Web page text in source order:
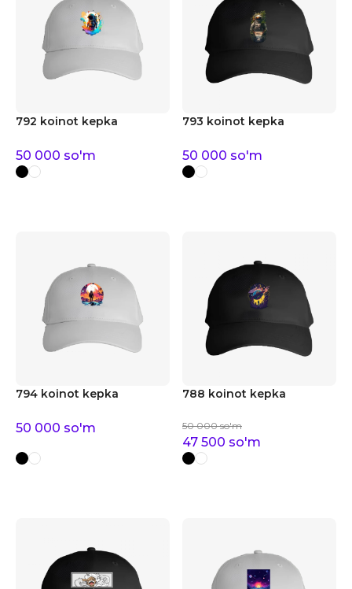
792 koinot kepka
50 000 so'm
793 koinot kepka
50 000 so'm
794 koinot kepka
50 000 so'm
788 koinot kepka
50 000 so'm
47 500 so'm